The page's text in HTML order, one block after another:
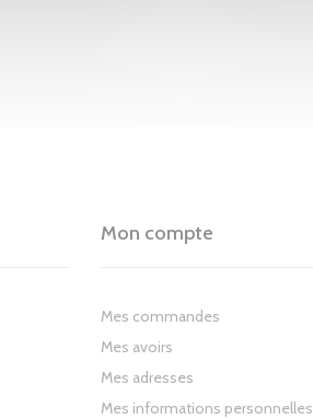
Mon compte
Mes commandes
Mes avoirs
Mes adresses
Mes informations personnelles